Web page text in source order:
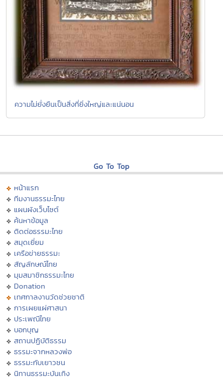
ความไม่ยั่งยืนเป็นสิ่งที่ยิ่งใหญ่และแน่นอน
Go To Top
หน้าแรก
ทีมงานธรรมะไทย
แผนผังเว็บไซต์
ค้นหาข้อมูล
ติดต่อธรรมะไทย
สมุดเยี่ยม
เครือข่ายธรรมะ
สัญลักษณ์ไทย
มุมสมาชิกธรรมะไทย
Donation
เทศกาลงานวัดช่วยชาติ
การเผยแผ่ศาสนา
ประเพณีไทย
บอกบุญ
สถานปฏิบัติธรรม
ธรรมะจากหลวงพ่อ
ธรรมะกับเยาวชน
นิทานธรรมะบันเทิง